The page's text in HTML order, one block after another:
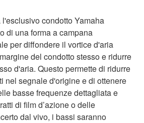
condotto Yamaha
di una forma a campana
per diffondere il vortice d'aria
del condotto stesso e ridurre
d'aria. Questo permette di ridurre
nel segnale d'origine e di ottenere
basse frequenze dettagliata e
di film d’azione o delle
dal vivo, i bassi saranno